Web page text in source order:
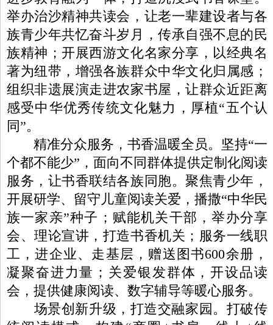
举办治沙精神共读会，让老一辈建设者与各
族青少年共忆奋斗岁月，传承自强不息的民
族精神；开展西游文化名家分享，以经典名
著为纽带，增强各族群众中华文化归属感；
组织非遗展演走进农家书屋，让群众近距离
感受中华优秀传统文化魅力，厚植“五个认
同”。
精准分众服务，书香温暖全员。坚持“一
个都不能少”，面向不同群体提供定制化阅读
服务，让书香联结各族同胞。聚焦青少年，
开展研学、留守儿童阅读关爱，播撒“中华民
族一家亲”种子；赋能机关干部，举办分享
会、理论宣讲，打造书香机关；服务一线职
工，进企业、走基层，赠送图书600余册，
凝聚奋进力量；关爱银发群体，开设品读
会，提供健康阅读、数字辅导等暖心服务。
场景创新升级，打造交融家园。打破传